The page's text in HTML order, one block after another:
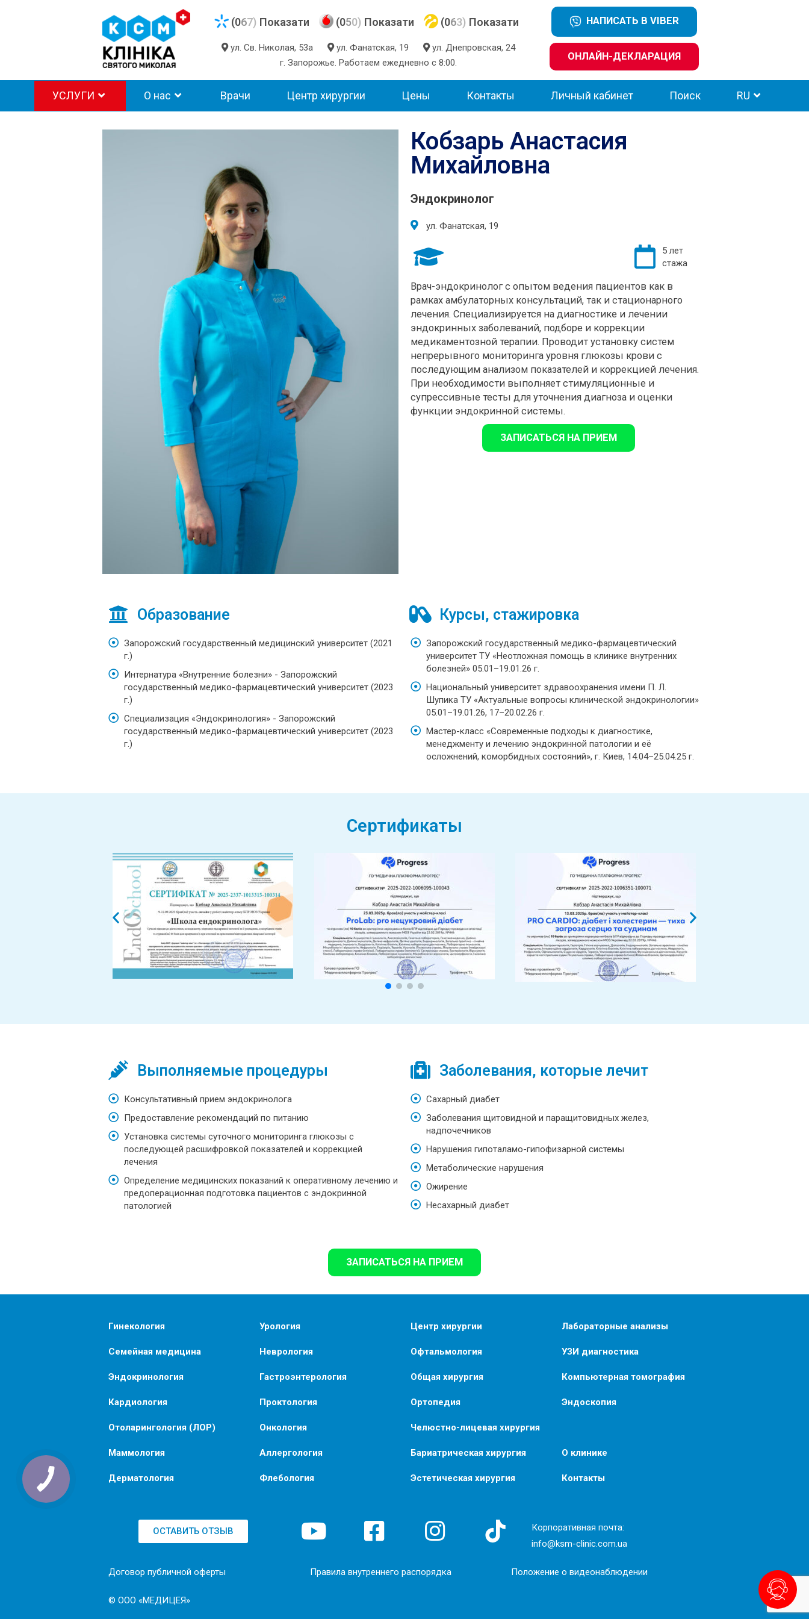
(067) Показати (050) Показати
ул. Св. Николая, 53а ул. Фанатская, 19
ул. Днепровская, 24
г. Запорожье. Работаем ежедневно с 8:00.
(063) Показати НАПИСАТЬ В VIBER
ОНЛАЙН-ДЕКЛАРАЦИЯ
УСЛУГИ О нас Врачи Центр хирургии Цены Контакты Личный кабинет Поиск RU
Кобзарь Анастасия
Михайловна
Эндокринолог
ул. Фанатская, 19
5 лет
стажа
Врач-эндокринолог с опытом ведения пациентов как в
рамках амбулаторных консультаций, так и стационарного
лечения. Специализируется на диагностике и лечении
эндокринных заболеваний, подборе и коррекции
медикаментозной терапии. Проводит установку систем
непрерывного мониторинга уровня глюкозы крови с
последующим анализом показателей и коррекцией лечения.
При необходимости выполняет стимуляционные и
супрессивные тесты для уточнения диагноза и оценки
функции эндокринной системы.
ЗАПИСАТЬСЯ НА ПРИЕМ
Образование
Запорожский государственный медицинский университет (2021
г.)
Интернатура «Внутренние болезни» - Запорожский
государственный медико-фармацевтический университет (2023
г.)
Специализация «Эндокринология» - Запорожский
государственный медико-фармацевтический университет (2023
г.)
Курсы, стажировка
Запорожский государственный медико-фармацевтический
университет ТУ «Неотложная помощь в клинике внутренних
болезней» 05.01–19.01.26 г.
Национальный университет здравоохранения имени П. Л.
Шупика ТУ «Актуальные вопросы клинической эндокринологии»
05.01–19.01.26, 17–20.02.26 г.
Мастер-класс «Современные подходы к диагностике,
менеджменту и лечению эндокринной патологии и её
осложнений, коморбидных состояний», г. Киев, 14.04–25.04.25 г.
Сертификаты
Выполняемые процедуры
Консультативный прием эндокринолога
Предоставление рекомендаций по питанию
Установка системы суточного мониторинга глюкозы с
последующей расшифровкой показателей и коррекцией
лечения
Определение медицинских показаний к оперативному лечению и
предоперационная подготовка пациентов с эндокринной
патологией
Заболевания, которые лечит
Сахарный диабет
Заболевания щитовидной и паращитовидных желез,
надпочечников
Нарушения гипоталамо-гипофизарной системы
Метаболические нарушения
Ожирение
Несахарный диабет
ЗАПИСАТЬСЯ НА ПРИЕМ
Гинекология
Семейная медицина
Эндокринология
Кардиология
Отоларингология (ЛОР)
Маммология
Дерматология
Урология
Неврология
Гастроэнтерология
Проктология
Онкология
Аллергология
Флебология
Центр хирургии
Офтальмология
Общая хирургия
Ортопедия
Челюстно-лицевая хирургия
Бариатрическая хирургия
Эстетическая хирургия
Лабораторные анализы
УЗИ диагностика
Компьютерная томография
Эндоскопия
О клинике
Контакты
ОСТАВИТЬ ОТЗЫВ
Корпоративная почта:
info@ksm-clinic.com.ua
Договор публичной оферты Правила внутреннего распорядка Положение о видеонаблюдении
© ООО «МЕДИЦЕЯ»